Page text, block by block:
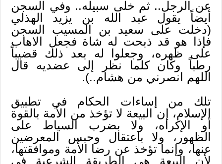
عن الرجل.. ثم خلى سبيله.. وفي السجن
أيضاً يقول عبد الله بن يزيد الهذلي
(دخلت على سعيد بن المسيب السجن
فإذا هو قد ذبحت له شاة فجعل الاهاب
على ظهره، وجعلوا له بعد ذلك قضيباً
رطباً وكان كلما نظر إلى عضديه قال
اللهم انصرني من هشام..).
تلك من إساءات الحكام في تطبيق
الإسلام، إن البيعة لا تؤخذ من الأمة بالقوة
أو الإكراه، ولا بضرب السياط على
الظهور، ولا باعتقال وحبس المعرضين
عنها، وإنما تؤخذ عن رضا الأمة وموافقتها،
لأن البيعة هي الطريقة الشرعية في